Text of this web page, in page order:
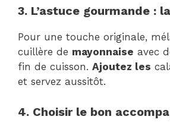
3. L’astuce gourmande :
Pour une touche originale,
cuillère de mayonnaise avec
fin de cuisson. Ajoutez les
et servez aussitôt.
4. Choisir le bon